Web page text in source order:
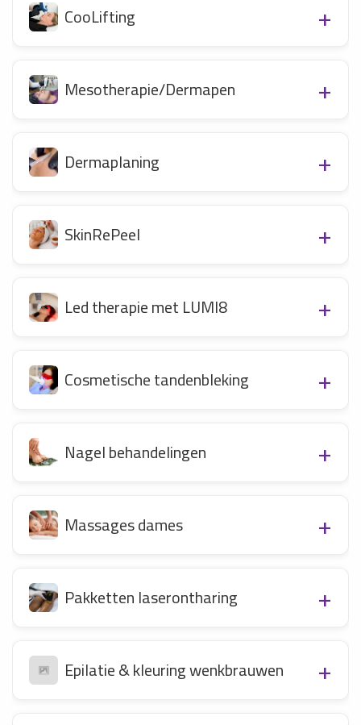
CooLifting
Mesotherapie/Dermapen
Dermaplaning
SkinRePeel
Led therapie met LUMI8
Cosmetische tandenbleking
Nagel behandelingen
Massages dames
Pakketten laserontharing
Epilatie & kleuring wenkbrauwen